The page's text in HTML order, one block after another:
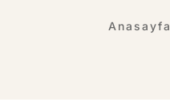
Anasayfa